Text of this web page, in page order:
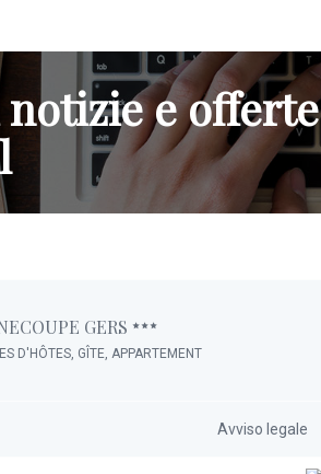
notizie e
GERS
D'HÔTES, GÎTE, APPARTEMENT
Avviso legale